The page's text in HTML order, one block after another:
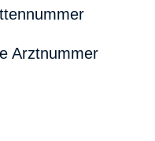
Arztnummer